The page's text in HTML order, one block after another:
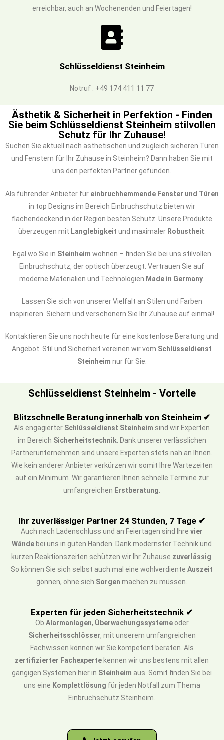
erreichbar, auch an Wochenenden und Feiertagen!
Schlüsseldienst Steinheim
Notruf : +49 174 411 11 77
Ästhetik & Sicherheit in Perfektion - Finden
Sie beim Schlüsseldienst Steinheim stilvollen
Schutz für Ihr Zuhause!
Suchen Sie aktuell nach ästhetischen und zugleich sicheren Türen
und Fenstern für Ihr Zuhause in Steinheim? Dann haben Sie mit
uns den perfekten Partner gefunden.
Als führender Anbieter für einbruchhemmende Fenster und Türen
in top Designs im Bereich Einbruchschutz bieten wir
flächendeckend in der Region besten Schutz. Unsere Produkte
überzeugen mit Langlebigkeit und maximaler Robustheit
Egal wo Sie in Steinheim wohnen – finden Sie bei uns stilvollen
Einbruchschutz, der optisch überzeugt. Vertrauen Sie auf
moderne Materialien und Technologien Made in Germany
Lassen Sie sich von unserer Vielfalt an Stilen und Farben
inspirieren. Sichern und verschönern Sie Ihr Zuhause auf einmal!
Kontaktieren Sie uns noch heute für eine kostenlose Beratung und
Angebot. Stil und Sicherheit vereinen wir vom Schlüsseldienst
Steinheim nur für Sie.
Schlüsseldienst Steinheim - Vorteile
Blitzschnelle Beratung innerhalb von Steinheim ✔
Als engagierter Schlüsseldienst Steinheim sind wir Experten
im Bereich Sicherheitstechnik. Dank unserer verlässlichen
Partnerunternehmen sind unsere Experten stets nah an Ihnen.
Wie kein anderer Anbieter verkürzen wir somit Ihre Wartezeiten
auf ein Minimum. Wir garantieren Ihnen schnelle Termine zur
umfangreichen Erstberatung
Ihr zuverlässiger Partner 24 Stunden, 7 Tage ✔
Auch nach Ladenschluss und an Feiertagen sind Ihre vier
Wände bei uns in guten Händen. Dank modernster Technik und
kurzen Reaktionszeiten schützen wir Ihr Zuhause zuverlässig
So können Sie sich selbst auch mal eine wohlverdiente Auszeit
gönnen, ohne sich Sorgen machen zu müssen.
Experten für jeden Sicherheitstechnik ✔
Ob Alarmanlagen, Überwachungssystemeoder
Sicherheitsschlösser, mit unserem umfangreichen
Fachwissen können wir Sie kompetent beraten. Als
zertifizierter Fachexperte kennen wir uns bestens mit allen
gängigen Systemen hier in Steinheim aus. Somit finden Sie bei
uns eine Komplettlösung für jeden Notfall zum Thema
Einbruchschutz Steinheim.